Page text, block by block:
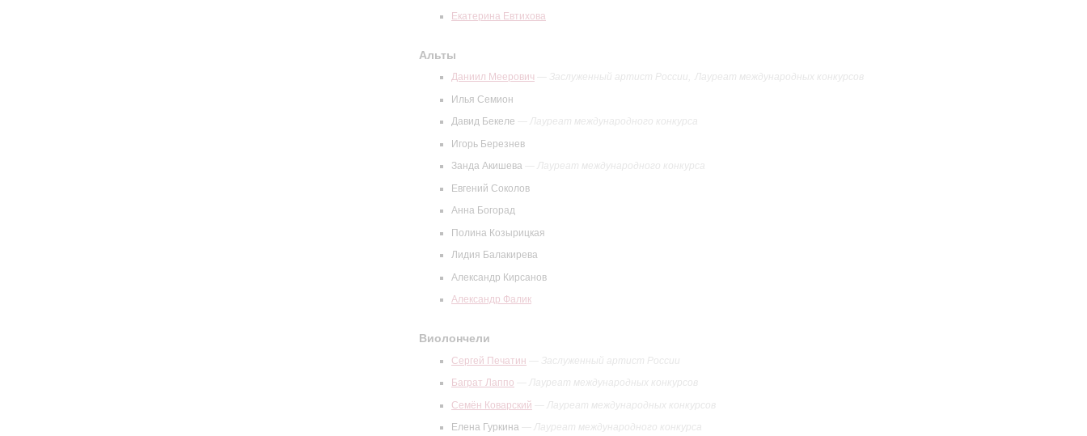
Екатерина Евтихова
Альты
Даниил Меерович Заслуженный артист России
Лауреат международных конкурсов
Илья Семион
Давид Бекеле
Лауреат международного конкурса
Игорь Березнев
Занда Акишева
Лауреат международного конкурса
Евгений Соколов
Анна Богорад
Полина Козырицкая
Лидия Балакирева
Александр Кирсанов
Александр Фалик
Виолончели
Сергей Печатин
Заслуженный артист России
Баграт Лаппо
Лауреат международных конкурсов
Семён Коварский
Лауреат международных конкурсов
Елена Гуркина
Лауреат международного конкурса